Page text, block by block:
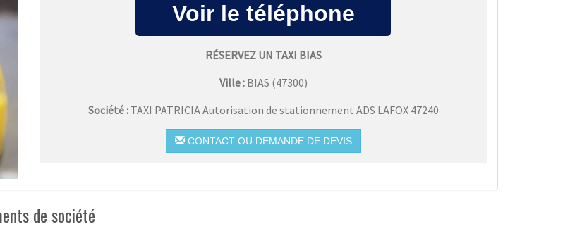
RÉSERVEZ UN TAXI BIAS
Ville : BIAS (47300)
Société : TAXI PATRICIA Autorisation de stationnement ADS LAFOX 47240
CONTACT OU DEMANDE DE DEVIS
de société